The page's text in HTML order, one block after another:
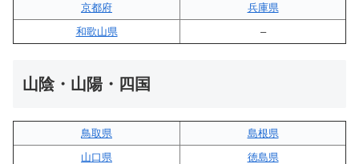
京都府
兵庫県
和歌山県
–
山陰・山陽・四国
鳥取県
島根県
山口県
徳島県